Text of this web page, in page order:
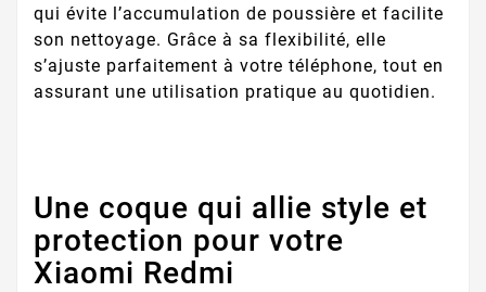
qui évite l’accumulation de poussière et facilite
son nettoyage. Grâce à sa flexibilité, elle
s’ajuste parfaitement à votre téléphone, tout en
assurant une utilisation pratique au quotidien.
Une coque qui allie style et
protection pour votre
Xiaomi Redmi